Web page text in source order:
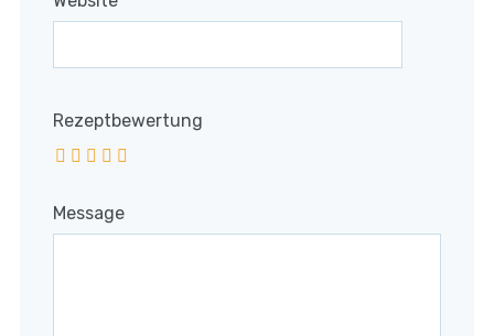
Rezeptbewertung
Message